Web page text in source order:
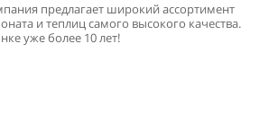
предлагает широкий ассортимент
и теплиц самого высокого качества.
уже более 10 лет!